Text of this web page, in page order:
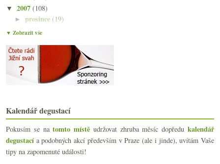
▼ 2007 (108)
►prosince (19)
►listopadu
▼září(24)
Degustace vinařství Lahofer
6x archivní červené ze Znovínu – fiasko či překvap...
Výsledek ankety „Nejčastěji piji vína...“
Burgundsko versus Bordeaux na osmi vzorcích
Degustace velkých bílých vín Francie
Marinády a omáčky jehněčího týdne
Riesling Wineck-Schlossberg Grand Cru 2000 – Pierr...
Ratatouille dokonale Al Dente
▼ Zobrazit vše
Kalendář degustací
Pokusím se natomto místě udržovat zhruba měsíc dopředukalendář
degustacía podobných akcí především v Praze (ale i jinde), uvítám Vaše
tipy na zapomenuté události!